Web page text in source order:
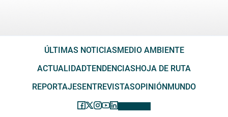
ÚLTIMAS NOTICIAS MEDIO AMBIENTE
ACTUALIDADTENDENCIAS HOJA DE RUTA
REPORTAJES ENTREVISTASOPINIÓN MUNDO